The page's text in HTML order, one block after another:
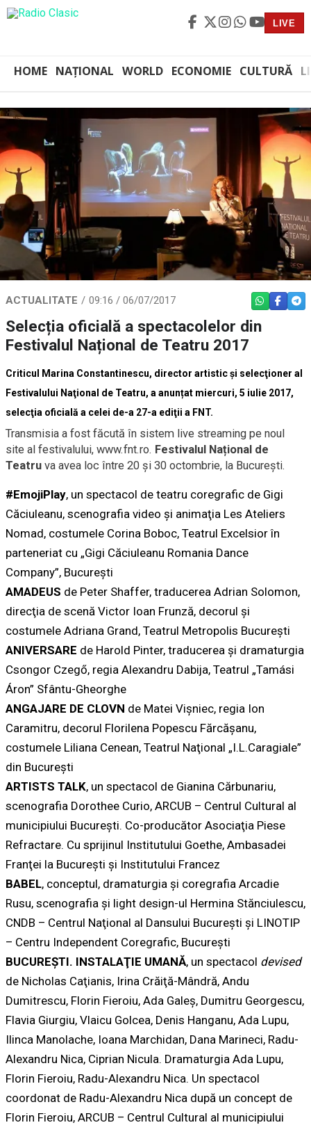
LIVE
HOME NAȚIONAL WORLD ECONOMIE CULTURĂ
ACTUALITATE 09:16 / 06/07/2017 WHATSAPP
Selecția oficială a spectacolelor din
Festivalul Național de Teatru 2017
Criticul Marina Constantinescu, director artistic şi selecţioner al
Festivalului Naţional de Teatru, a anunțat miercuri, 5 iulie 2017,
selecţia oficială a celei de-a 27-a ediţii a FNT.
Transmisia a fost făcută în sistem live streaming pe noul
site al festivalului, www.fnt.ro. Festivalul Național de
Teatru va avea loc între 20 și 30 octombrie, la București.
#EmojiPlay, un spectacol de teatru coregrafic de Gigi
Căciuleanu, scenografia video şi animaţia Les Ateliers
Nomad, costumele Corina Boboc, Teatrul Excelsior în
parteneriat cu „Gigi Căciuleanu Romania Dance
Company”, București
AMADEUS de Peter Shaffer, traducerea Adrian Solomon,
direcţia de scenă Victor Ioan Frunză, decorul şi
costumele Adriana Grand, Teatrul Metropolis Bucureşti
ANIVERSARE de Harold Pinter, traducerea şi dramaturgia
Csongor Czegő, regia Alexandru Dabija, Teatrul „Tamási
Áron” Sfântu-Gheorghe
ANGAJARE DE CLOVN de Matei Vişniec, regia Ion
Caramitru, decorul Florilena Popescu Fărcăşanu,
costumele Liliana Cenean, Teatrul Naţional „I.L.Caragiale”
din Bucureşti
ARTISTS TALK, un spectacol de Gianina Cărbunariu,
scenografia Dorothee Curio, ARCUB – Centrul Cultural al
municipiului Bucureşti. Co-producător Asociaţia Piese
Refractare. Cu sprijinul Institutului Goethe, Ambasadei
Franţei la Bucureşti şi Institutului Francez
BABEL, conceptul, dramaturgia şi coregrafia Arcadie
Rusu, scenografia şi light design-ul Hermina Stănciulescu,
CNDB – Centrul Naţional al Dansului Bucureşti şi LINOTIP
– Centru Independent Coregrafic, București
BUCUREŞTI. INSTALAŢIE UMANĂ, un spectacol devised
de Nicholas Caţianis, Irina Crăiţă-Mândră, Andu
Dumitrescu, Florin Fieroiu, Ada Galeş, Dumitru Georgescu,
Flavia Giurgiu, Vlaicu Golcea, Denis Hanganu, Ada Lupu,
Ilinca Manolache, Ioana Marchidan, Dana Marineci, Radu-
Alexandru Nica, Ciprian Nicula. Dramaturgia Ada Lupu,
Florin Fieroiu, Radu-Alexandru Nica. Un spectacol
coordonat de Radu-Alexandru Nica după un concept de
Florin Fieroiu, ARCUB – Centrul Cultural al municipiului